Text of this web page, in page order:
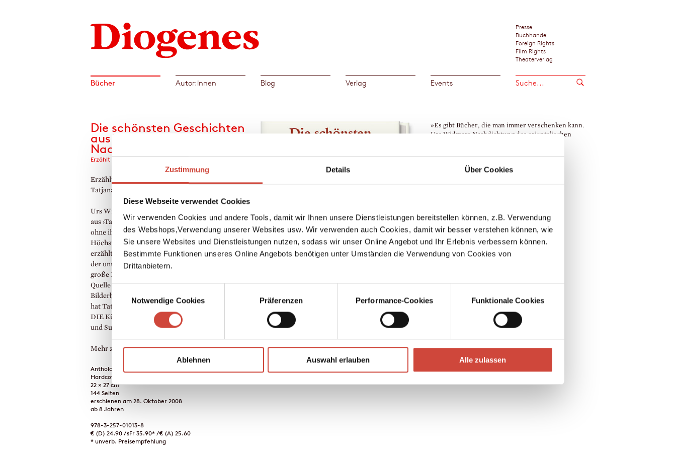
Zustimmung Details Über Cookies
Diese Webseite verwendet Cookies
Wir verwenden Cookies und andere Tools, damit wir Ihnen unsere Dienstleistungen bereitstellen können, z.B. Verwendung
des Webshops,Verwendung unserer Websites usw. Wir verwenden auch Cookies, damit wir besser verstehen können, wie
Sie unsere Websites und Dienstleistungen nutzen, sodass wir unser Online Angebot und Ihr Erlebnis verbessern können.
Bestimmte Funktionen unseres Online Angebots benötigen unter Umständen die Verwendung von Cookies von
Drittanbietern.
Notwendige Cookies
Präferenzen Performance-Cookies Funktionale Cookies
Ablehnen Auswahl erlauben Alle zulassen
Presse
Buchhandel
Foreign Rights
Film Rights
Theaterverlag
Bücher Autor:innen Blog Verlag Events
Download Bilddatei
Kaufen
Die schönsten Geschichten
aus Tausendundeiner
Nacht
Erzählt von Urs Widmer
Erzählt von Urs Widmer. Mit vielen Bildern von
Tatjana Hauptmann
Urs Widmer hat die wundervollen Geschichten
aus ›Tausendundeiner Nacht‹ behutsam gerafft,
ohne ihnen das orientalische Flair zu nehmen.
Höchst anschaulich, deftig und kurzweilig
erzählt er die sechs berühmtesten Geschichten
der unsterblichen Scheherzad neu. Und damit die
große Märchensammlung für alle Sinne »eine
Quelle unendlichen Genusses, das reichste
Bilderbuch der Welt« (Hermann Hesse) werde,
hat Tatjana Hauptmann sich ans Werk gemacht,
DIE Künstlerin, um die orientalische Üppigkeit
und Subtilität ins Bild zu holen.
Mehr zum Inhalt
Anthologien, Kinderbücher, Neue Literatur
Hardcover Leinen
22 × 27 cm
144 Seiten
erschienen am 28. Oktober 2008
ab 8 Jahren
978-3-257-01013-8
€ (D) 24.90 / sFr 35.90* / € (A) 25.60
* unverb. Preisempfehlung
»Es gibt Bücher, die man immer verschenken kann.
Urs Widmers Nachdichtung des orientalischen
Schweizer Illustrierte, Zürich
Urs Widmer →Tatjana Hauptmann